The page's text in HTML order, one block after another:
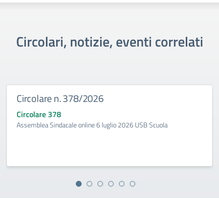
Circolari, notizie, eventi correlati
Circolare n. 378/2026
Circolare 378
Assemblea Sindacale online 6 luglio 2026 USB Scuola